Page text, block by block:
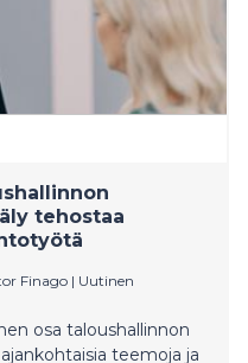
tehostaa
Finago | Uutinen
osa taloushallinnon
teemoja ja